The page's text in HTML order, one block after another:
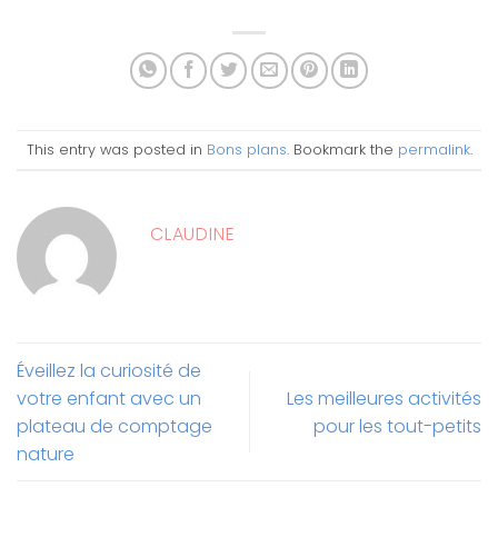
This entry was posted in Bons plans. Bookmark the permalink.
CLAUDINE
Éveillez la curiosité de
votre enfant avec un
plateau de comptage
nature
Les meilleures activités
pour les tout-petits